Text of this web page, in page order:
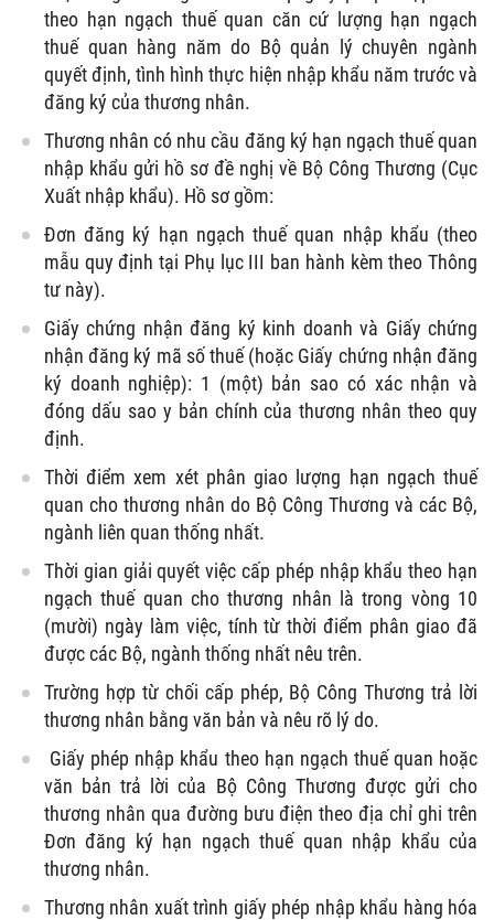
theo hạn ngạch thuế quan căn cứ lượng hạn ngạch
thuế quan hàng năm do Bộ quản lý chuyên ngành
quyết định, tình hình thực hiện nhập khẩu năm trước và
đăng ký của thương nhân.
Thương nhân có nhu cầu đăng ký hạn ngạch thuế quan
nhập khẩu gửi hồ sơ đề nghị về Bộ Công Thương (Cục
Xuất nhập khẩu). Hồ sơ gồm:
Đơn đăng ký hạn ngạch thuế quan nhập khẩu (theo
mẫu quy định tại Phụ lục III ban hành kèm theo Thông
tư này).
Giấy chứng nhận đăng ký kinh doanh và Giấy chứng
nhận đăng ký mã số thuế (hoặc Giấy chứng nhận đăng
ký doanh nghiệp): 1 (một) bản sao có xác nhận và
đóng dấu sao y bản chính của thương nhân theo quy
định.
Thời điểm xem xét phân giao lượng hạn ngạch thuế
quan cho thương nhân do Bộ Công Thương và các Bộ,
ngành liên quan thống nhất.
Thời gian giải quyết việc cấp phép nhập khẩu theo hạn
ngạch thuế quan cho thương nhân là trong vòng 10
(mười) ngày làm việc, tính từ thời điểm phân giao đã
được các Bộ, ngành thống nhất nêu trên.
Trường hợp từ chối cấp phép, Bộ Công Thương trả lời
thương nhân bằng văn bản và nêu rõ lý do.
Giấy phép nhập khẩu theo hạn ngạch thuế quan hoặc
văn bản trả lời của Bộ Công Thương được gửi cho
thương nhân qua đường bưu điện theo địa chỉ ghi trên
Đơn đăng ký hạn ngạch thuế quan nhập khẩu của
thương nhân.
Thương nhân xuất trình giấy phép nhập khẩu hàng hóa